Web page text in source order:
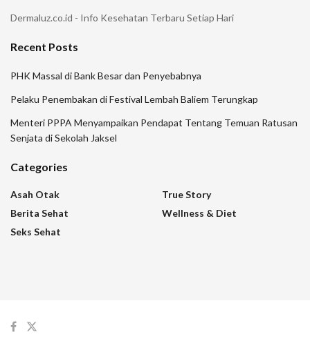
Dermaluz.co.id - Info Kesehatan Terbaru Setiap Hari
Recent Posts
PHK Massal di Bank Besar dan Penyebabnya
Pelaku Penembakan di Festival Lembah Baliem Terungkap
Menteri PPPA Menyampaikan Pendapat Tentang Temuan Ratusan
Senjata di Sekolah Jaksel
Categories
Asah Otak
Berita Sehat
Seks Sehat
True Story
Wellness & Diet